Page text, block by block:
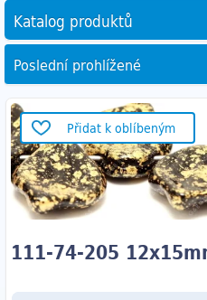
Katalog produktů
Poslední prohlížené
Přidat k oblíbeným
111-74-205